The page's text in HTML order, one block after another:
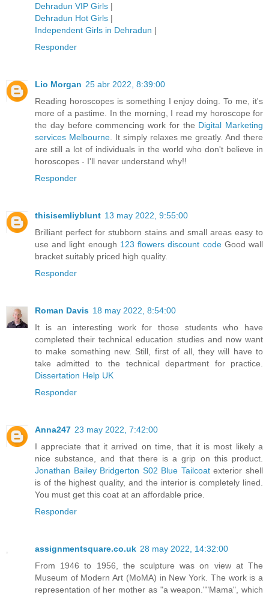
Dehradun VIP Girls |
Dehradun Hot Girls |
Independent Girls in Dehradun |
Responder
Lio Morgan 25 abr 2022, 8:39:00
Reading horoscopes is something I enjoy doing. To me, it's
more of a pastime. In the morning, I read my horoscope for
the day before commencing work for the Digital Marketing
services Melbourne. It simply relaxes me greatly. And there
are still a lot of individuals in the world who don't believe in
horoscopes - I'll never understand why!!
Responder
thisisemliyblunt 13 may 2022, 9:55:00
Brilliant perfect for stubborn stains and small areas easy to
use and light enough 123 flowers discount codeGood wall
bracket suitably priced high quality.
Responder
Roman Davis 18 may 2022, 8:54:00
It is an interesting work for those students who have
completed their technical education studies and now want
to make something new. Still, first of all, they will have to
take admitted to the technical department for practice.
Dissertation Help UK
Responder
Anna247 23 may 2022, 7:42:00
I appreciate that it arrived on time, that it is most likely a
nice substance, and that there is a grip on this product.
Jonathan Bailey Bridgerton S02 Blue Tailcoatexterior shell
is of the highest quality, and the interior is completely lined.
You must get this coat at an affordable price.
Responder
assignmentsquare.co.uk 28 may 2022, 14:32:00
From 1946 to 1956, the sculpture was on view at The
Museum of Modern Art (MoMA) in New York. The work is a
representation of her mother as "a weapon.""Mama", which